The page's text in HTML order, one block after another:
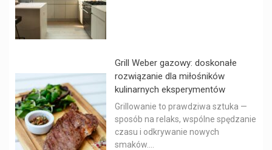
Grill Weber gazowy: doskonałe
rozwiązanie dla miłośników
kulinarnych eksperymentów
Grillowanie to prawdziwa sztuka —
sposób na relaks, wspólne spędzanie
czasu i odkrywanie nowych
smaków....